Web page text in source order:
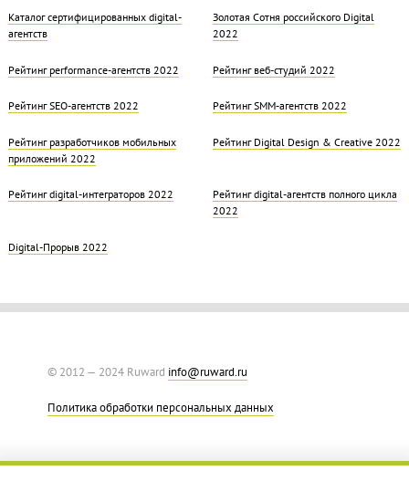
Каталог сертифицированных digital-
агентств
Золотая Cотня российского Digital
2022
Рейтинг performance-агентств 2022 Рейтинг веб-студий 2022
Рейтинг SEO-агентств 2022 Рейтинг SMM-агентств 2022
Рейтинг разработчиков мобильных
приложений 2022
Рейтинг Digital Design & Creative 2022
Рейтинг digital-интеграторов 2022
Рейтинг digital-агентств полного цикла
2022
Digital-Прорыв 2022
© 2012 — 2024 Ruward info@ruward.ru
Политика обработки персональных данных